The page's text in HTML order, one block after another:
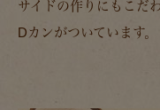
サイドの作りにもこだ
Dカンがついています。